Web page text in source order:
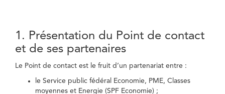
1. Présentation du Point de contact
et de ses partenaires
Le Point de contact est le fruit d’un partenariat entre :
le Service public fédéral Economie, PME, Classes
moyennes et Energie (SPF Economie) ;